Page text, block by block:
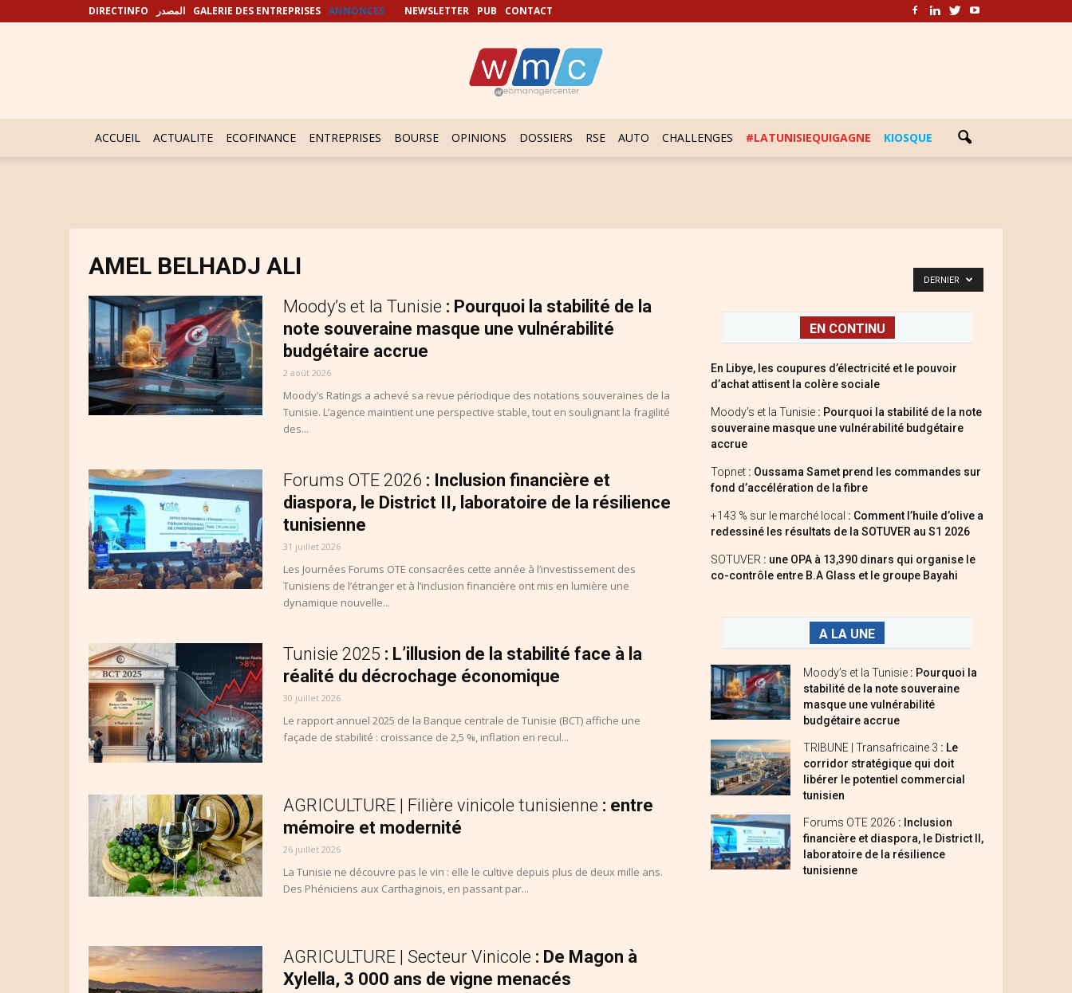
DIRECTINFO المصدر GALERIE DES ENTREPRISES ANNONCES NEWSLETTER PUB CONTACT
ACCUEIL ACTUALITE ECOFINANCE ENTREPRISES BOURSE OPINIONS DOSSIERS RSE AUTO CHALLENGES #LATUNISIEQUIGAGNE KIOSQUE
AMEL BELHADJ ALI
DERNIER
Moody’s et la Tunisie : Pourquoi la stabilité de la
note souveraine masque une vulnérabilité
budgétaire accrue
2 août 2026
Moody’s Ratings a achevé sa revue périodique des notations souveraines de la
Tunisie. L’agence maintient une perspective stable, tout en soulignant la fragilité
des...
Forums OTE 2026 : Inclusion financière et
diaspora, le District II, laboratoire de la résilience
tunisienne
31 juillet 2026
Les Journées Forums OTE consacrées cette année à l’investissement des
Tunisiens de l’étranger et à l’inclusion financière ont mis en lumière une
dynamique nouvelle...
Tunisie 2025 : L’illusion de la stabilité face à la
réalité du décrochage économique
30 juillet 2026
Le rapport annuel 2025 de la Banque centrale de Tunisie (BCT) affiche une
façade de stabilité : croissance de 2,5 %, inflation en recul...
AGRICULTURE | Filière vinicole tunisienne : entre
mémoire et modernité
26 juillet 2026
La Tunisie ne découvre pas le vin : elle le cultive depuis plus de deux mille ans.
Des Phéniciens aux Carthaginois, en passant par...
AGRICULTURE | Secteur Vinicole : De Magon à
Xylella, 3 000 ans de vigne menacés
EN CONTINU
En Libye, les coupures d’électricité et le pouvoir
d’achat attisent la colère sociale
Moody’s et la Tunisie : Pourquoi la stabilité de la note
souveraine masque une vulnérabilité budgétaire
accrue
Topnet : Oussama Samet prend les commandes sur
fond d’accélération de la fibre
+143 % sur le marché local : Comment l’huile d’olive a
redessiné les résultats de la SOTUVER au S1 2026
SOTUVER : une OPA à 13,390 dinars qui organise le
co-contrôle entre B.A Glass et le groupe Bayahi
A LA UNE
Moody’s et la Tunisie : Pourquoi la
stabilité de la note souveraine
masque une vulnérabilité
budgétaire accrue
TRIBUNE | Transafricaine 3 : Le
corridor stratégique qui doit
libérer le potentiel commercial
tunisien
Forums OTE 2026 : Inclusion
financière et diaspora, le District II,
laboratoire de la résilience
tunisienne